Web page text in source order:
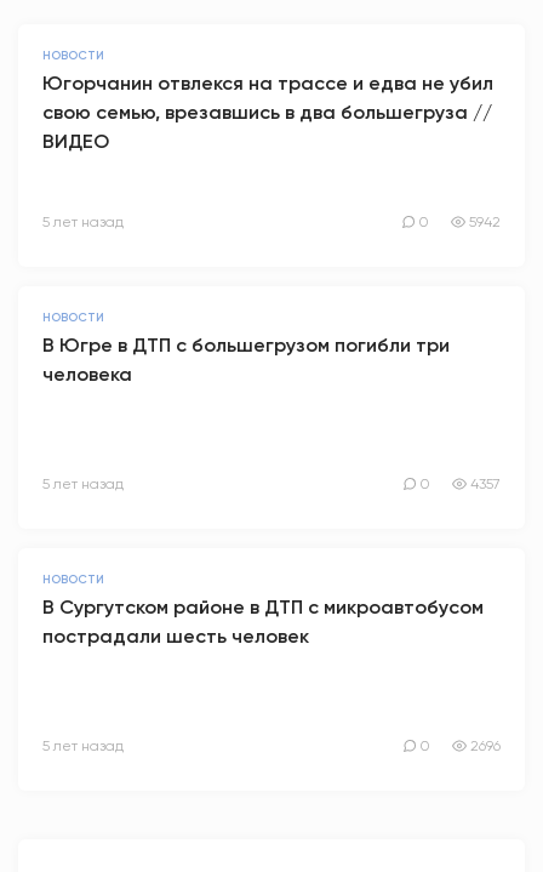
НОВОСТИ
Югорчанин отвлекся на трассе и едва не убил
свою семью, врезавшись в два большегруза //
ВИДЕО
5 лет назад 0 5942
НОВОСТИ
В Югре в ДТП с большегрузом погибли три
человека
5 лет назад 0 4357
НОВОСТИ
В Сургутском районе в ДТП с микроавтобусом
пострадали шесть человек
5 лет назад 0 2696